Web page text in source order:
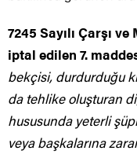
7245 Sayılı Çarşı
iptal edilen 7.
bekçisi, durdurduğu
da tehlike oluşturan
hususunda yeterli
veya başkalarına